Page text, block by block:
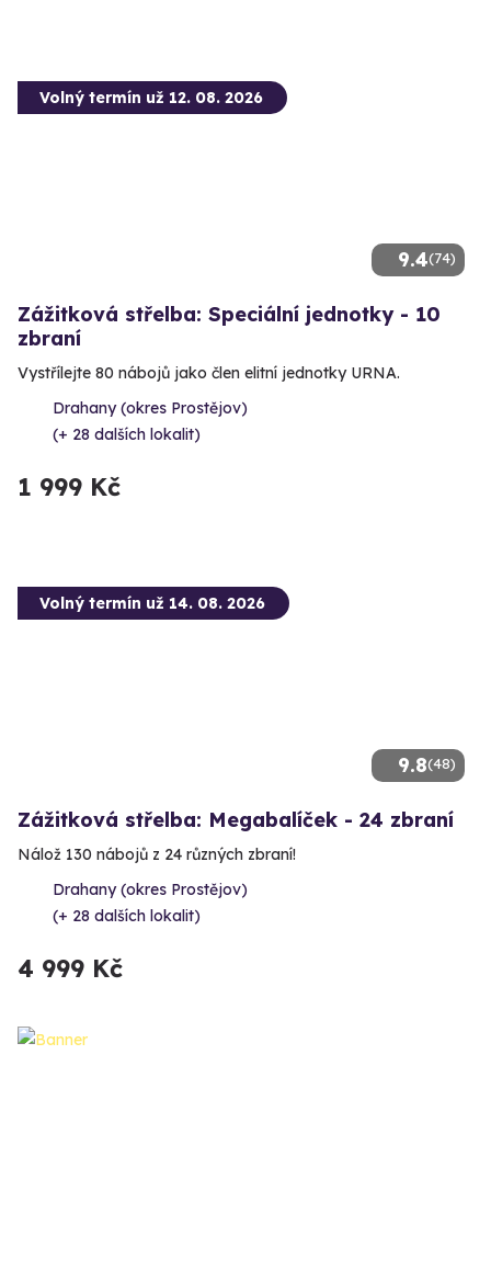
9.4(74)
Volný termín už 12. 08. 2026
Zážitková střelba: Speciální jednotky - 10
zbraní
Vystřílejte 80 nábojů jako člen elitní jednotky URNA.
Drahany (okres Prostějov)
(+ 28 dalších lokalit)
1 999 Kč
9.8(48)
Volný termín už 14. 08. 2026
Zážitková střelba: Megabalíček - 24 zbraní
Nálož 130 nábojů z 24 různých zbraní!
Drahany (okres Prostějov)
(+ 28 dalších lokalit)
4 999 Kč